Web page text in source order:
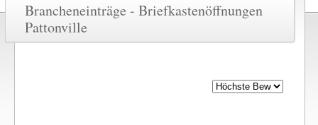
Brancheneinträge - Briefkastenöffnungen
Pattonville